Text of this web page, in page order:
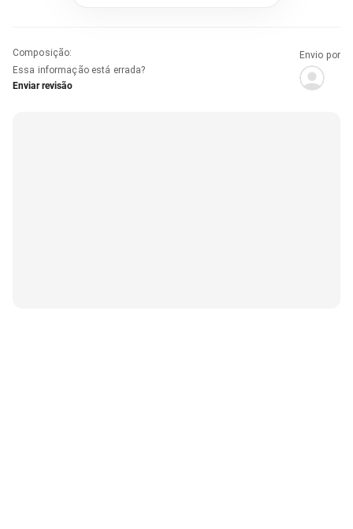
Composição:
Essa informação está errada?
Enviar revisão
Envio por